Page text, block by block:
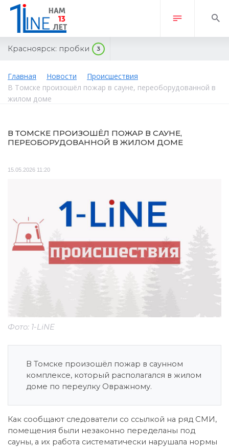
Красноярск: пробки 3
Главная Новости
Происшествия
В Томске произошёл пожар в сауне, переоборудованной в
жилом доме
В ТОМСКЕ ПРОИЗОШЁЛ ПОЖАР В САУНЕ,
ПЕРЕОБОРУДОВАННОЙ В ЖИЛОМ ДОМЕ
15.05.2026 11:20
Фото: 1-LiNE
В Томске произошёл пожар в саунном
комплексе, который располагался в жилом
доме по переулку Овражному.
Как сообщают следователи со ссылкой на ряд СМИ,
помещения были незаконно переделаны под
сауны, а их работа систематически нарушала нормы